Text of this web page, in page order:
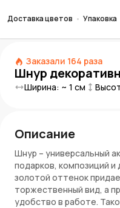
Доставка цветов Упаковка
Заказали 164 раза
Шнур
Ширина: ~ 1 см
Описание
Шнур – универсальный
подарков, композиций и
золотой оттенок
торжественный вид, а
удобство в работе.